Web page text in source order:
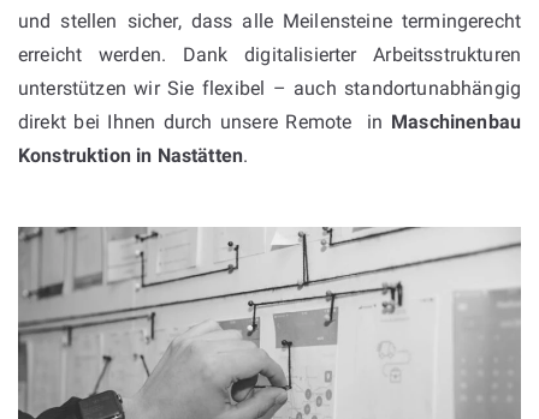
und stellen sicher, dass alle Meilensteine termingerecht
erreicht werden. Dank digitalisierter Arbeitsstrukturen
unterstützen wir Sie flexibel – auch standortunabhängig
direkt bei Ihnen durch unsere Remote in Maschinenbau
Konstruktion in Nastätten.